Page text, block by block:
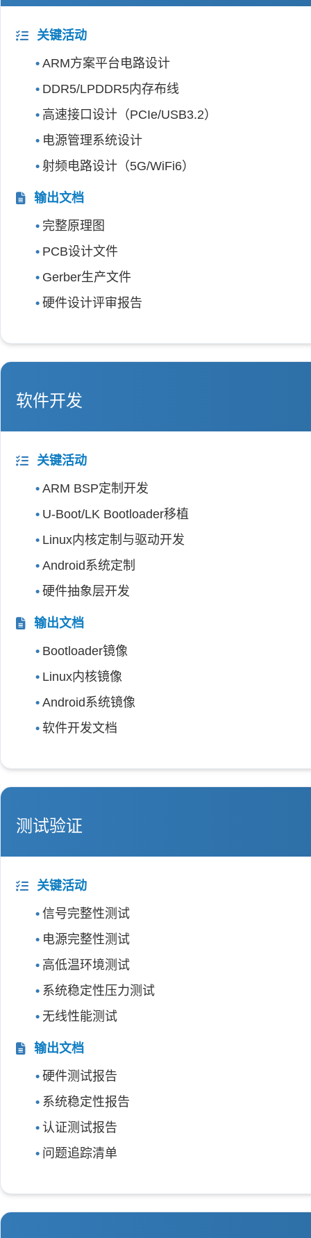
关键活动
ARM方案平台电路设计
DDR5/LPDDR5内存布线
高速接口设计（PCIe/USB3.2）
电源管理系统设计
射频电路设计（5G/WiFi6）
输出文档
完整原理图
PCB设计文件
Gerber生产文件
硬件设计评审报告
软件开发
关键活动
ARM BSP定制开发
U-Boot/LK Bootloader移植
Linux内核定制与驱动开发
Android系统定制
硬件抽象层开发
输出文档
Bootloader镜像
Linux内核镜像
Android系统镜像
软件开发文档
测试验证
关键活动
信号完整性测试
电源完整性测试
高低温环境测试
系统稳定性压力测试
无线性能测试
输出文档
硬件测试报告
系统稳定性报告
认证测试报告
问题追踪清单